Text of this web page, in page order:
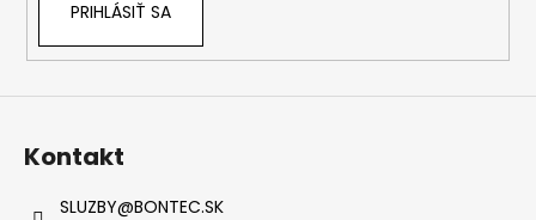
PRIHLÁSIŤ SA
Kontakt
SLUZBY@BONTEC.SK